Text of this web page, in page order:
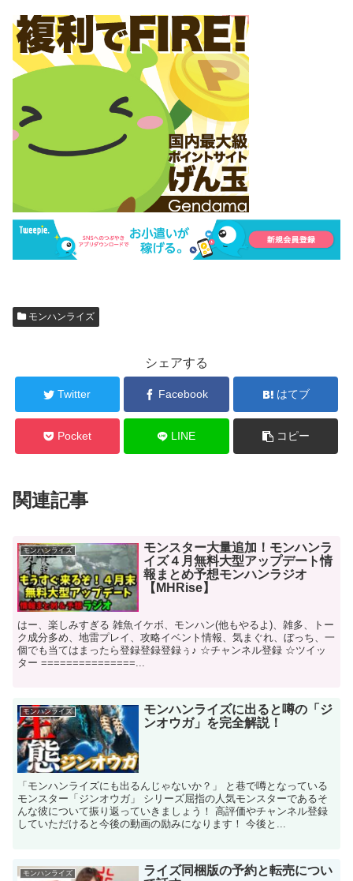
モンハンライズ
シェアする
Twitter Facebook はてブ
Pocket LINE コピー
関連記事
モンハンライズ
モンスター大量追加！モンハンラ
イズ４月無料大型アップデート情
報まとめ予想モンハンラジオ
【MHRise】
はー、楽しみすぎる 雑魚イケボ、モンハン(他もやるよ)、雑多、トー
ク成分多め、地雷プレイ、攻略イベント情報、気まぐれ、ぼっち、一
個でも当てはまったら登録登録登録ぅ♪ ☆チャンネル登録 ☆ツイッ
ター ===============...
モンハンライズ
モンハンライズに出ると噂の「ジ
ンオウガ」を完全解説！
「モンハンライズにも出るんじゃないか？」 と巷で噂となっている
モンスター「ジンオウガ」 シリーズ屈指の人気モンスターであるそ
んな彼について振り返っていきましょう！ 高評価やチャンネル登録
していただけると今後の動画の励みになります！ 今後と...
モンハンライズ
ライズ同梱版の予約と転売につい